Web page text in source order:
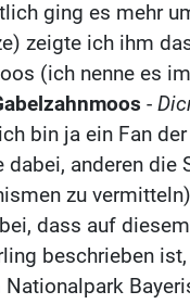
ging es mehr
zeigte ich ihm
(ich nenne es
-
bin ja ein Fan
dabei, anderen die
zu
dass auf
beschrieben
Nationalpark